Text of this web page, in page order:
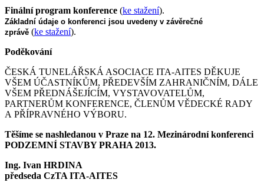
Finální program konference (ke stažení).
Základní údaje o konferenci jsou uvedeny v závěrečné
zprávě (ke stažení).
Poděkování
ČESKÁ TUNELÁŘSKÁ ASOCIACE ITA-AITES DĚKUJE
VŠEM ÚČASTNÍKŮM, PŘEDEVŠÍM ZAHRANIČNÍM, DÁLE
VŠEM PŘEDNÁŠEJÍCÍM, VYSTAVOVATELŮM,
PARTNERŮM KONFERENCE, ČLENŮM VĚDECKÉ RADY
A PŘÍPRAVNÉHO VÝBORU.
Těšíme se nashledanou v Praze na 12. Mezinárodní konferenci
PODZEMNÍ STAVBY PRAHA 2013.
Ing. Ivan HRDINA
předseda CzTA ITA-AITES